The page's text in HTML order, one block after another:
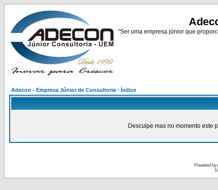
"Ser uma empresa júnior que
Adecon - Empresa Júnior de Consultoria - Índice
Desculpe mas no momento este
Powered by